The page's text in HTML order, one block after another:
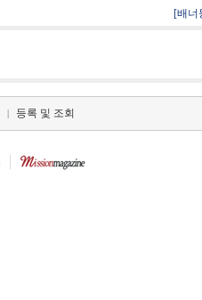
[배너
| 등록 및 조회